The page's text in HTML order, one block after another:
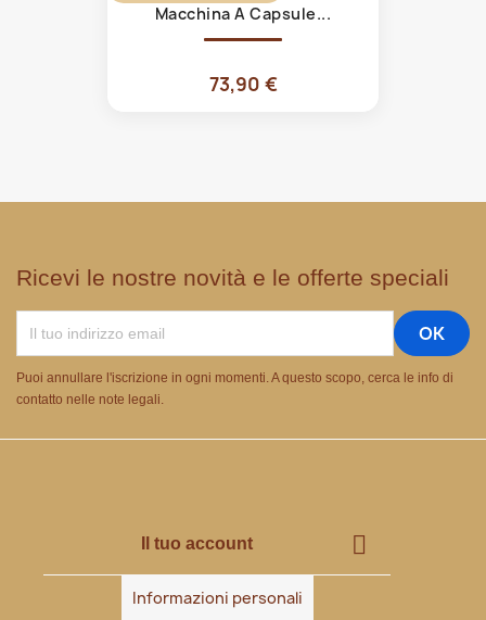
Macchina A Capsule...
73,90 €
Ricevi le nostre novità e le offerte speciali
Puoi annullare l'iscrizione in ogni momenti. A questo scopo, cerca le info di
contatto nelle note legali.
Il tuo account 
Informazioni personali